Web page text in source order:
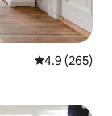
평점 4.9점(5
4.9 (265)